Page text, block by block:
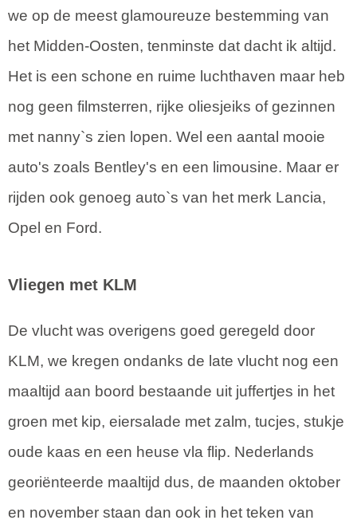
we op de meest glamoureuze bestemming van
het Midden-Oosten, tenminste dat dacht ik altijd.
Het is een schone en ruime luchthaven maar heb
nog geen filmsterren, rijke oliesjeiks of gezinnen
met nanny`s zien lopen. Wel een aantal mooie
auto's zoals Bentley's en een limousine. Maar er
rijden ook genoeg auto`s van het merk Lancia,
Opel en Ford.
Vliegen met KLM
De vlucht was overigens goed geregeld door
KLM, we kregen ondanks de late vlucht nog een
maaltijd aan boord bestaande uit juffertjes in het
groen met kip, eiersalade met zalm, tucjes, stukje
oude kaas en een heuse vla flip. Nederlands
georiënteerde maaltijd dus, de maanden oktober
en november staan dan ook in het teken van